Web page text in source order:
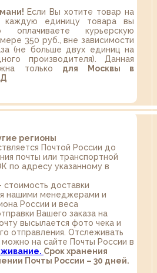
Если Вы хотите товар на
единицу товара вы
оплачиваете курьерскую
350 руб., вне зависимости
(не больше двух единиц на
производителя). Данная
только для Москвы в
регионы
Почтой России до
почты или транспортной
по адресу указанному в
стоимость доставки
нашими менеджерами и
России и веса
Вашего заказа на
высылается фото чека и
отправления. Отслеживать
можно на сайте Почты России в
Срок хранения
Почты России – 30 дней.